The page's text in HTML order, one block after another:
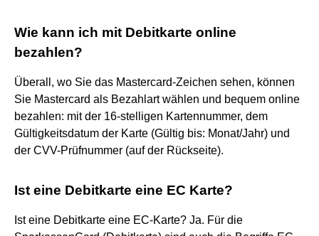
Wie kann ich mit Debitkarte online
bezahlen?
Überall, wo Sie das Mastercard-Zeichen sehen, können
Sie Mastercard als Bezahlart wählen und bequem online
bezahlen: mit der 16-stelligen Kartennummer, dem
Gültigkeitsdatum der Karte (Gültig bis: Monat/Jahr) und
der CVV-Prüfnummer (auf der Rückseite).
Ist eine Debitkarte eine EC Karte?
Ist eine Debitkarte eine EC-Karte? Ja. Für die